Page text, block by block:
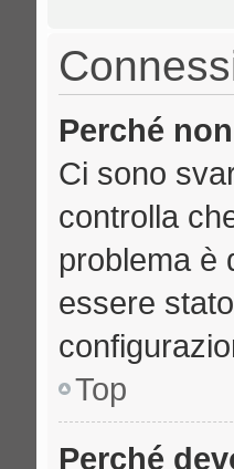
Perché
Ci sono
controlla
problema è
essere
Top
Perché